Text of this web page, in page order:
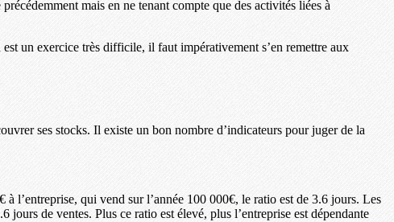
mais en ne tenant compte que des activités liées à
un exercice très difficile, il faut impérativement s’en remettre aux
ses stocks. Il existe un bon nombre d’indicateurs pour juger de la
l’entreprise, qui vend sur l’année 100 000€, le ratio est de 3.6 jours. Les
de ventes. Plus ce ratio est élevé, plus l’entreprise est dépendante